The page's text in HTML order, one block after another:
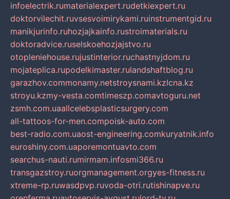
infoelectrik.rumaterialexpert.rudetkiexpert.ru
doktorvilechit.ruvsesvoimirykami.ruinstrumentgid.ru
manikjurinfo.ruhozjajkainfo.rustroimaterials.ru
doktoradvice.ruselskoehozjajstvo.ru
otopleniehouse.rujustinterior.ruchastnyjdom.ru
mojateplica.rupodelkimaster.rulandshaftblog.ru
garazhov.commonamy.netstroysnami.kzlcna.kz
stroyu.kzmy-vesta.comtimeszp.comavtoguru.net
zsmh.com.uaallcelebsplasticsurgery.com
all-tattoos-for-men.compoisk-auto.com
best-radio.com.uaost-engineering.comkuryatnik.info
euroshiny.com.uaporemontuavto.com
searchus-nauti.rumirmam.infosmi366.ru
transgazstroy.ruorgmanagement.orgyes-fitness.ru
xtreme-rp.ruwasdpvp.ruvoda-otri.rutishinapve.ru